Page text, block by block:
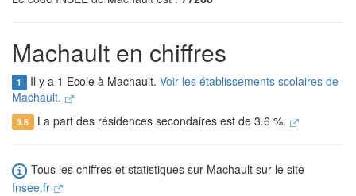
Machault en chiffres
1 Il y a 1 Ecole à Machault. Voir les établissements scolaires de
Machault.
3.6 La part des résidences secondaires est de 3.6 %.
Tous les chiffres et statistiques sur Machault sur le site
Insee.fr